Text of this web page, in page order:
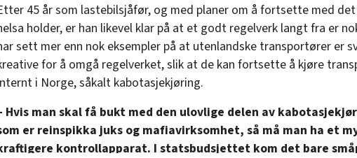
45 år som lastebilsjåfør, og med planer om å fortsette med
holder, er han likevel klar på at et godt regelverk langt fra er
sett mer enn nok eksempler på at utenlandske transportører er
for å omgå regelverket, slik at de kan fortsette å kjøre
i Norge, såkalt kabotasjekjøring.
Hvis man skal få bukt med den ulovlige delen av
er reinspikka juks og mafiavirksomhet, så må man ha et
kontrollapparat. I statsbudsjettet kom det bare